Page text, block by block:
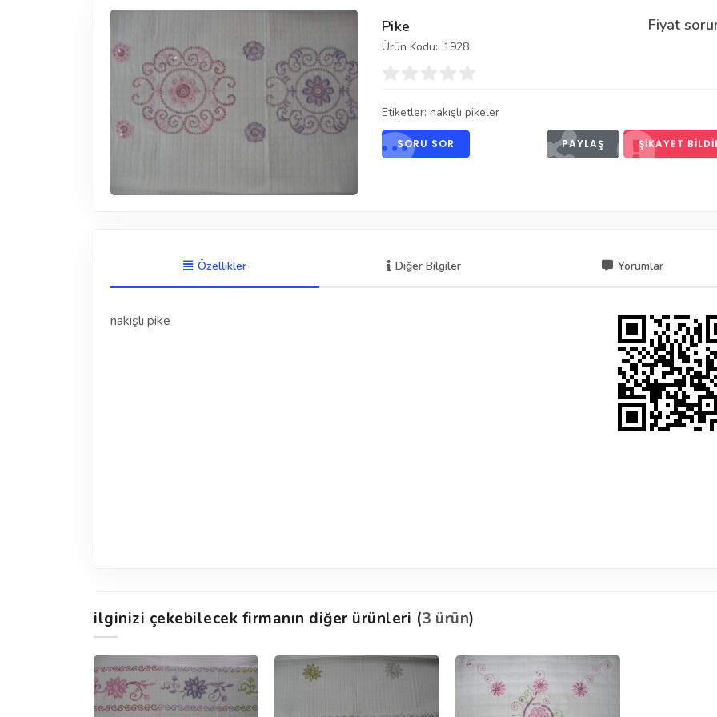
Fiyat
Pike
Ürün Kodu: 1928
Etiketler: nakışlı pikeler
SORU SOR PAYLAŞ ŞIKAYET
Özellikler Diğer Bilgiler Yorumlar
nakışlı pike
ilginizi çekebilecek firmanın diğer ürünleri (3 ürün)